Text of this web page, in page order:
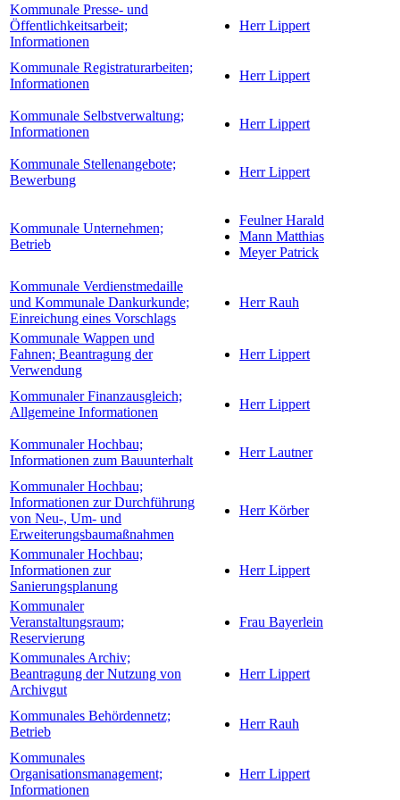
Kommunale Presse- und
Öffentlichkeitsarbeit;
Informationen
Herr Lippert
Kommunale Registraturarbeiten;
Informationen
Herr Lippert
Kommunale Selbstverwaltung;
Informationen
Herr Lippert
Kommunale Stellenangebote;
Bewerbung
Herr Lippert
Kommunale Unternehmen;
Betrieb
Feulner Harald
Mann Matthias
Meyer Patrick
Kommunale Verdienstmedaille
und Kommunale Dankurkunde;
Einreichung eines Vorschlags
Herr Rauh
Kommunale Wappen und
Fahnen; Beantragung der
Verwendung
Herr Lippert
Kommunaler Finanzausgleich;
Allgemeine Informationen
Herr Lippert
Kommunaler Hochbau;
Informationen zum Bauunterhalt
Herr Lautner
Kommunaler Hochbau;
Informationen zur Durchführung
von Neu-, Um- und
Erweiterungsbaumaßnahmen
Herr Körber
Kommunaler Hochbau;
Informationen zur
Sanierungsplanung
Herr Lippert
Kommunaler
Veranstaltungsraum;
Reservierung
Frau Bayerlein
Kommunales Archiv;
Beantragung der Nutzung von
Archivgut
Herr Lippert
Kommunales Behördennetz;
Betrieb
Herr Rauh
Kommunales
Organisationsmanagement;
Informationen
Herr Lippert